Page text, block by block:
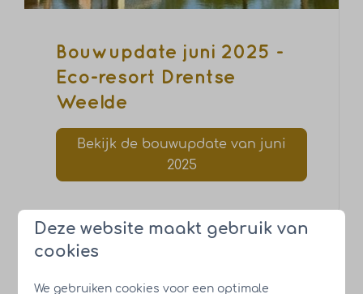
Bouwupdate juni 2025 -
Eco-resort Drentse
Weelde
Bekijk de bouwupdate van juni
2025
Deze website maakt gebruik van
cookies
We gebruiken cookies voor een optimale